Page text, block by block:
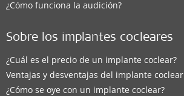
¿Cómo funciona la audición?
Sobre los implantes cocleares
¿Cuál es el precio de un implante coclear?
Ventajas y desventajas del implante coclear
¿Cómo se oye con un implante coclear?